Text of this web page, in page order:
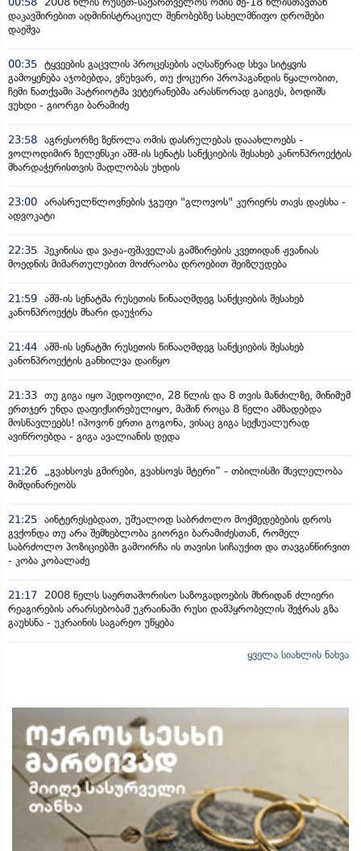
დაკავშირებით ადმინისტრაციულ შენობებზე სახელმწიფო დროშები
დაეშვა
00:35 ტყვეების გაცვლის პროცესების აღსაწერად სხვა სიტყვის
გამოყენება აჯობებდა, ვწუხვარ, თუ ქოცური პროპაგანდის წყალობით,
ჩემი ნათქვამი პატრიოტმა ვეტერანებმა არასწორად გაიგეს, ბოდიშს
ვუხდი - გიორგი ბარამიძე
23:58 აგრესორზე ზეწოლა ომის დასრულებას დააახლოებს -
ვოლოდიმირ ზელენსკი აშშ-ის სენატს სანქციების შესახებ კანონპროექტის
მხარდაჭერისთვის მადლობას უხდის
23:00 არასრულწლოვნების ჯგუფი "გლოვოს" კურიერს თავს დაესხა -
ადვოკატი
22:35 პეკინისა და ვაჟა-ფშაველას გამზირების კვეთიდან ჟვანიას
მოედნის მიმართულებით მოძრაობა დროებით შეიზღუდება
21:59 აშშ-ის სენატმა რუსეთის წინააღმდეგ სანქციების შესახებ
კანონპროექტს მხარი დაუჭირა
21:44 აშშ-ის სენატში რუსეთის წინააღმდეგ სანქციების შესახებ
კანონპროექტის განხილვა დაიწყო
21:33 თუ გიგა იყო პედოფილი, 28 წლის და 8 თვის მანძილზე, მინიმუმ
ერთჯერ უნდა დაფიქსირებულიყო, მაშინ როცა 8 წელი ამზადებდა
მოსწავლეებს! იპოვონ ერთი გოგონა, ვისაც გიგა სექსუალურად
ავიწროებდა - გიგა ავალიანის დედა
21:26
„გვახსოვს გმირები, გვახსოვს მტერი” - თბილისში მსვლელობა
მიმდინარეობს
21:25 აინტერესებდათ, უშუალოდ საბრძოლო მოქმედებების დროს
გვქონდა თუ არა შემხებლობა გიორგი ბარამიძესთან, რომელ
საბრძოლო პოზიციებში გამოირჩა ის თავისი სიჩაუქით და თავგანწირვით
- კობა კობალაძე
21:17
2008 წელს საერთაშორისო საზოგადოების მხრიდან ძლიერი
რეაგირების არარსებობამ უკრაინაში რუსი დამპყრობელის შეჭრას გზა
გაუხსნა - უკრაინის საგარეო უწყება
ყველა სიახლის ნახვა